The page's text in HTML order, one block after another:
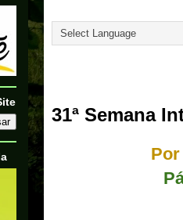
31ª Semana